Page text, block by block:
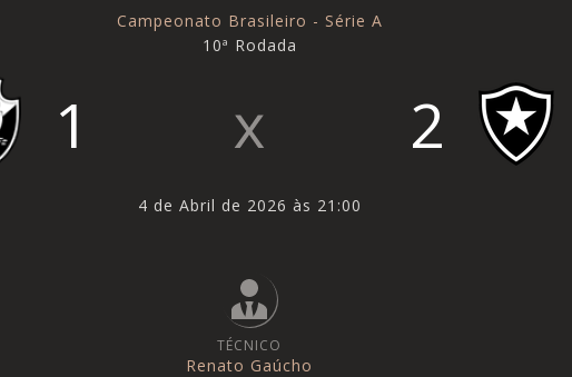
Campeonato Brasileiro - Série A
10ª Rodada
1 2
4 de Abril de 2026 às 21:00
TÉCNICO
Renato Gaúcho